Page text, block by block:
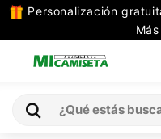
Personalización
TODAS
LAS
CATEGORIAS